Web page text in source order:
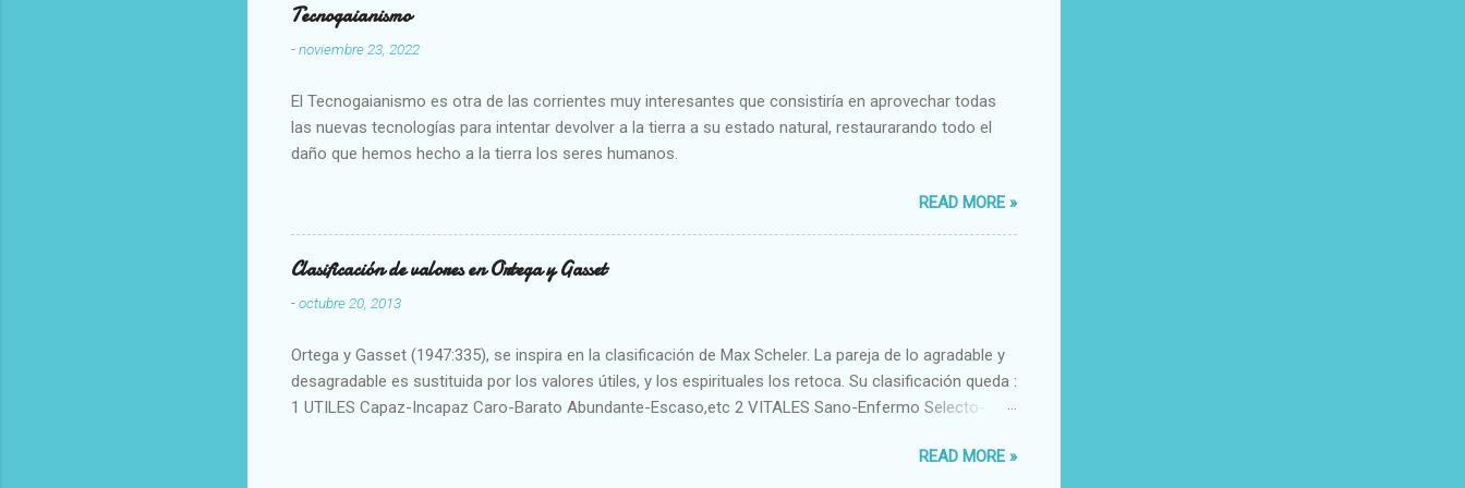
Tecnogaianismo
-noviembre 23, 2022
El Tecnogaianismo es otra de las corrientes muy interesantes que consistiría en aprovechar todas
las nuevas tecnologías para intentar devolver a la tierra a su estado natural, restaurarando todo el
daño que hemos hecho a la tierra los seres humanos.
READ MORE »
Clasificación de valores en Ortega y Gasset
-octubre 20, 2013
Ortega y Gasset (1947:335), se inspira en la clasificación de Max Scheler. La pareja de lo agradable y
desagradable es sustituida por los valores útiles, y los espirituales los retoca. Su clasificación queda :
1 UTILES Capaz-Incapaz Caro-Barato Abundante-Escaso,etc 2 VITALES Sano-Enfermo Selecto-
Aproximado Evidente-Probable,etc b) Morales Bueno-malo Bondadoso-malvado Justo-InjustoREAD MORE »